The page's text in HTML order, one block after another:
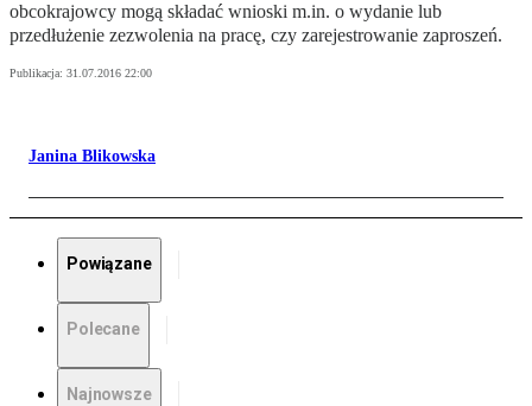
obcokrajowcy mogą składać wnioski m.in. o wydanie lub
przedłużenie zezwolenia na pracę, czy zarejestrowanie zaproszeń.
Publikacja: 31.07.2016 22:00
Janina Blikowska
Powiązane
Polecane
Najnowsze